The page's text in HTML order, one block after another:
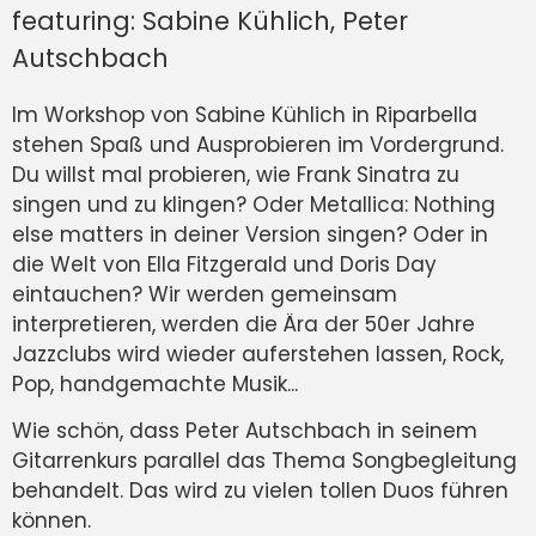
featuring: Sabine Kühlich, Peter
Autschbach
Im Workshop von Sabine Kühlich in Riparbella
stehen Spaß und Ausprobieren im Vordergrund.
Du willst mal probieren, wie Frank Sinatra zu
singen und zu klingen? Oder Metallica: Nothing
else matters in deiner Version singen? Oder in
die Welt von Ella Fitzgerald und Doris Day
eintauchen? Wir werden gemeinsam
interpretieren, werden die Ära der 50er Jahre
Jazzclubs wird wieder auferstehen lassen, Rock,
Pop, handgemachte Musik...
Wie schön, dass Peter Autschbach in seinem
Gitarrenkurs parallel das Thema Songbegleitung
behandelt. Das wird zu vielen tollen Duos führen
können.